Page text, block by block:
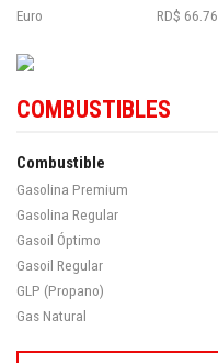
Euro
RD$ 66.76
COMBUSTIBLES
Combustible
Gasolina Premium
Gasolina Regular
Gasoil Óptimo
Gasoil Regular
GLP (Propano)
Gas Natural